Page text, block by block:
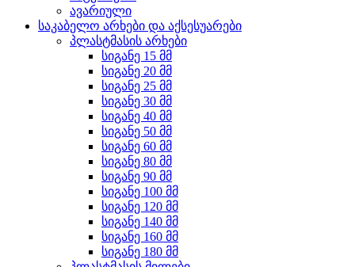
ავარიული
საკაბელო არხები და აქსესუარები
პლასტმასის არხები
სიგანე 15 მმ
სიგანე 20 მმ
სიგანე 25 მმ
სიგანე 30 მმ
სიგანე 40 მმ
სიგანე 50 მმ
სიგანე 60 მმ
სიგანე 80 მმ
სიგანე 90 მმ
სიგანე 100 მმ
სიგანე 120 მმ
სიგანე 140 მმ
სიგანე 160 მმ
სიგანე 180 მმ